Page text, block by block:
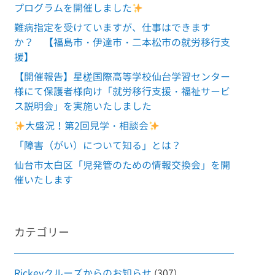
プログラムを開催しました
難病指定を受けていますが、仕事はできます
か？ 【福島市・伊達市・二本松市の就労移行支
援】
【開催報告】星槎国際高等学校仙台学習センター
様にて保護者様向け「就労移行支援・福祉サービ
ス説明会」を実施いたしました
大盛況！第2回見学・相談会
「障害（がい）について知る」とは？
仙台市太白区「児発管のための情報交換会」を開
催いたします
カテゴリー